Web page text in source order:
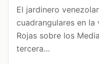
El jardinero
cuadrangulares en
Rojas sobre los
tercera…